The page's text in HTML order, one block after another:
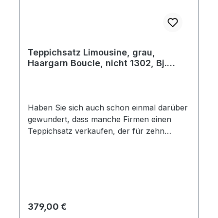
Teppichsatz Limousine, grau,
Haargarn Boucle, nicht 1302, Bj.
Haben Sie sich auch schon einmal darüber
gewundert, dass manche Firmen einen
Teppichsatz verkaufen, der für zehn
Teppich nachempfunden. Die Teile sind
speziell auf das Baujahr zugeschnitten und
Regulärer Preis:
379,00 €